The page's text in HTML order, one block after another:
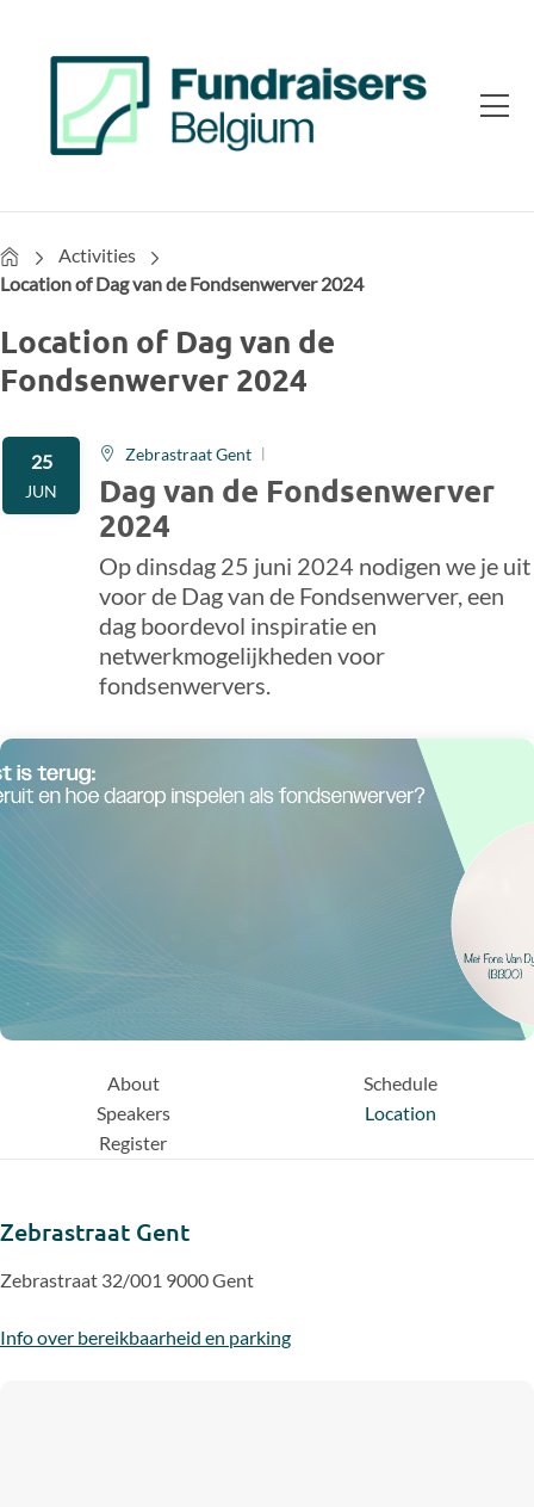
HomeActivities
Location of Dag van de Fondsenwerver 2024
Location of Dag van de
Fondsenwerver 2024
25
JUN
Zebrastraat Gent
Dag van de Fondsenwerver
2024
Op dinsdag 25 juni 2024 nodigen we je uit
voor de Dag van de Fondsenwerver, een
dag boordevol inspiratie en
netwerkmogelijkheden voor
fondsenwervers.
About
Schedule
Speakers
Location
Register
Zebrastraat Gent
Zebrastraat 32/001 9000 Gent
Info over bereikbaarheid en parking